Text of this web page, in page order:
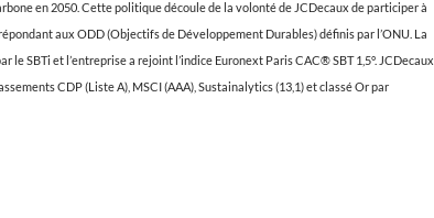
en 2050. Cette politique découle de la volonté de JCDecaux de participer à
aux ODD (Objectifs de Développement Durables) définis par l’ONU. La
SBTi et l’entreprise a rejoint l’indice Euronext Paris CAC® SBT 1,5°. JCDecaux
CDP (Liste A), MSCI (AAA), Sustainalytics (13,1) et classé Or par